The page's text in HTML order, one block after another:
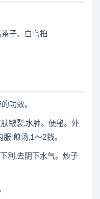
子、白乌桕
功效。
皲裂,水肿。便秘。外
:煎汤,1～2钱。
利,去阴下水气。炒子